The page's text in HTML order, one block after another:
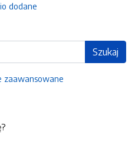
dodane
Szukaj
zaawansowane